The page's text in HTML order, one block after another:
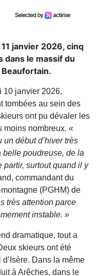
janvier 2026, cinq
dans le massif du
10 janvier 2026,
tombées au sein des
ont pu dévaler les
moins nombreux. «
un début d’hiver très
belle poudreuse, de la
surtout quand il y
commandant du
(PGHM) de
très attention parce
instable. »
dramatique, tout a
skieurs ont été
Dans la même
à Arêches, dans le